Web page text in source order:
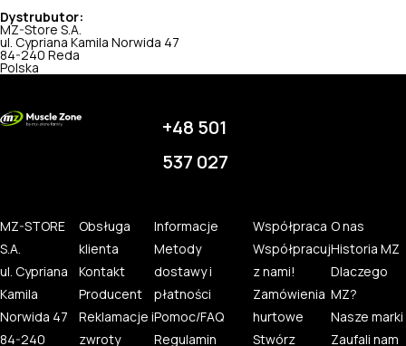
Dystrubutor:
MZ-Store S.A.
ul. Cypriana Kamila Norwida 47
84-240 Reda
Polska
+48 501
537 027
MZ-STORE
S.A.
ul. Cypriana
Kamila
Norwida 47
84-240
Obsługa
klienta
Kontakt
Producent
Reklamacje i
zwroty
Informacje
Metody
dostawy i
płatności
Pomoc/FAQ
Regulamin
Współpraca
Współpracuj
z nami!
Zamówienia
hurtowe
Stwórz
O nas
Historia MZ
Dlaczego
MZ?
Nasze marki
Zaufali nam